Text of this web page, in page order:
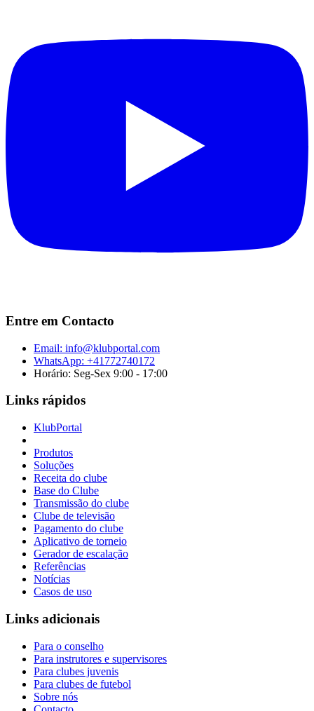
Entre em Contacto
Email: info@klubportal.com
WhatsApp: +41772740172
Horário: Seg-Sex 9:00 - 17:00
Links rápidos
KlubPortal
Produtos
Soluções
Receita do clube
Base do Clube
Transmissão do clube
Clube de televisão
Pagamento do clube
Aplicativo de torneio
Gerador de escalação
Referências
Notícias
Casos de uso
Links adicionais
Para o conselho
Para instrutores e supervisores
Para clubes juvenis
Para clubes de futebol
Sobre nós